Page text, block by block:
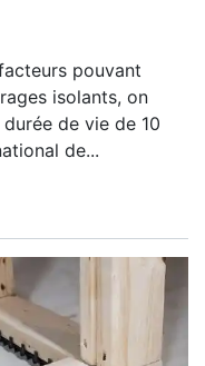
pouvant
isolants, on
de vie de 10
de...